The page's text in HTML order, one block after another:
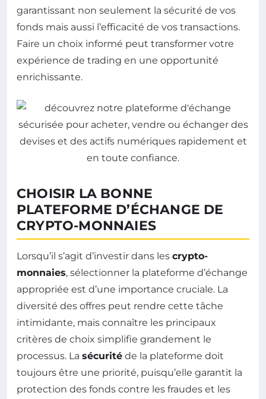
garantissant non seulement la sécurité de vos
fonds mais aussi l’efficacité de vos transactions.
Faire un choix informé peut transformer votre
expérience de trading en une opportunité
enrichissante.
CHOISIR LA BONNE
PLATEFORME D’ÉCHANGE DE
CRYPTO-MONNAIES
Lorsqu’il s’agit d’investir dans les crypto-
monnaies, sélectionner la plateforme d’échange
appropriée est d’une importance cruciale. La
diversité des offres peut rendre cette tâche
intimidante, mais connaître les principaux
critères de choix simplifie grandement le
processus. La sécurité de la plateforme doit
toujours être une priorité, puisqu’elle garantit la
protection des fonds contre les fraudes et les